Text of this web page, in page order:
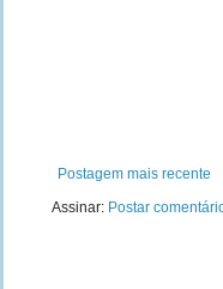
Postagem mais recente
Assinar: Postar